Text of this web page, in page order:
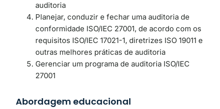
auditoria
Planejar, conduzir e fechar uma auditoria de
conformidade ISO/IEC 27001, de acordo com os
requisitos ISO/IEC 17021-1, diretrizes ISO 19011 e
outras melhores práticas de auditoria
Gerenciar um programa de auditoria ISO/IEC
27001
Abordagem educacional